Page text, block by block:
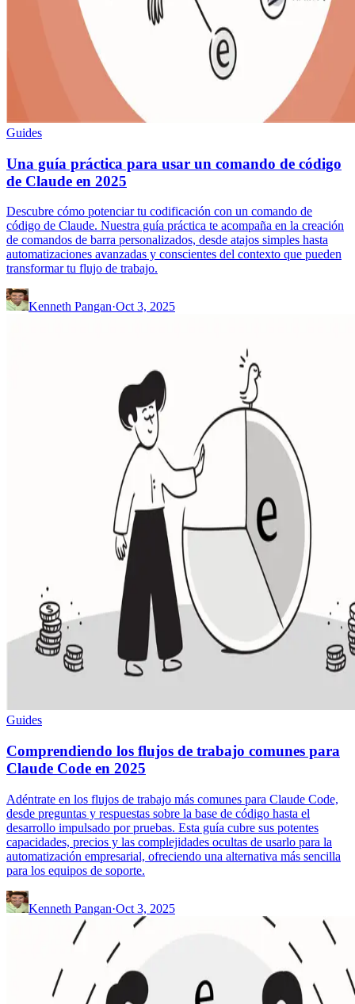
Guides
Una guía práctica para usar un comando de código
de Claude en 2025
Descubre cómo potenciar tu codificación con un comando de
código de Claude. Nuestra guía práctica te acompaña en la creación
de comandos de barra personalizados, desde atajos simples hasta
automatizaciones avanzadas y conscientes del contexto que pueden
transformar tu flujo de trabajo.
Kenneth Pangan·Oct 3, 2025
Guides
Comprendiendo los flujos de trabajo comunes para
Claude Code en 2025
Adéntrate en los flujos de trabajo más comunes para Claude Code,
desde preguntas y respuestas sobre la base de código hasta el
desarrollo impulsado por pruebas. Esta guía cubre sus potentes
capacidades, precios y las complejidades ocultas de usarlo para la
automatización empresarial, ofreciendo una alternativa más sencilla
para los equipos de soporte.
Kenneth Pangan·Oct 3, 2025